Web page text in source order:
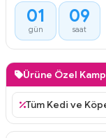
01
gün
09
saat
Ürüne Özel
Tüm Kedi ve